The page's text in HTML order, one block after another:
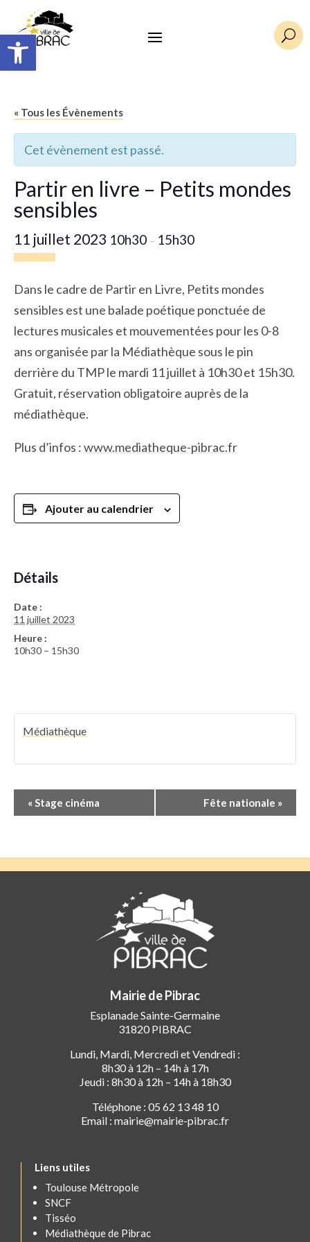
Ouvrir la barre d’outils U
« Tous les Évènements
Cet évènement est passé.
Partir en livre – Petits mondes
sensibles
11 juillet 2023 10h30 – 15h30
Dans le cadre de Partir en Livre, Petits mondes
sensibles est une balade poétique ponctuée de
lectures musicales et mouvementées pour les 0-8
ans organisée par la Médiathèque sous le pin
derrière du TMP le mardi 11 juillet à 10h30 et 15h30.
Gratuit, réservation obligatoire auprès de la
médiathèque.
Plus d’infos :www.mediatheque-pibrac.fr
Ajouter au calendrier
Détails
Date :
11 juillet 2023
Heure :
10h30 – 15h30
Médiathèque
Navigation
Évènement
«Stage cinéma Fête nationale »
Mairie de Pibrac
Esplanade Sainte-Germaine
31820 PIBRAC
Lundi, Mardi, Mercredi et Vendredi :
8h30 à 12h – 14h à 17h
Jeudi : 8h30 à 12h – 14h à 18h30
Téléphone : 05 62 13 48 10
Email : mairie@mairie-pibrac.fr
Liens utiles
Toulouse Métropole
SNCF
Tisséo
Médiathèque de Pibrac